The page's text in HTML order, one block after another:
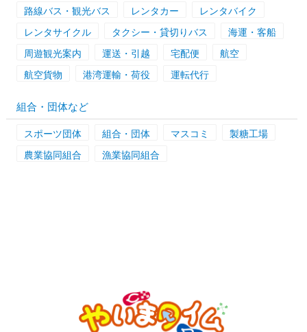
路線バス・観光バス レンタカー
レンタバイク
レンタサイクル
タクシー・貸切りバス
海運・客船
周遊観光案内
運送・引越 宅配便
航空
航空貨物
港湾運輸・荷役 運転代行
組合・団体など
スポーツ団体 組合・団体 マスコミ
製糖工場
農業協同組合
漁業協同組合